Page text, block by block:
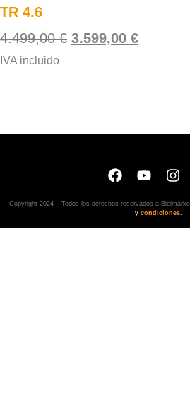
TR 4.6
4.499,00€ 3.599,00 €
IVA incluido
Copyright 2024 – Todos los derechos reservados a
y condiciones.